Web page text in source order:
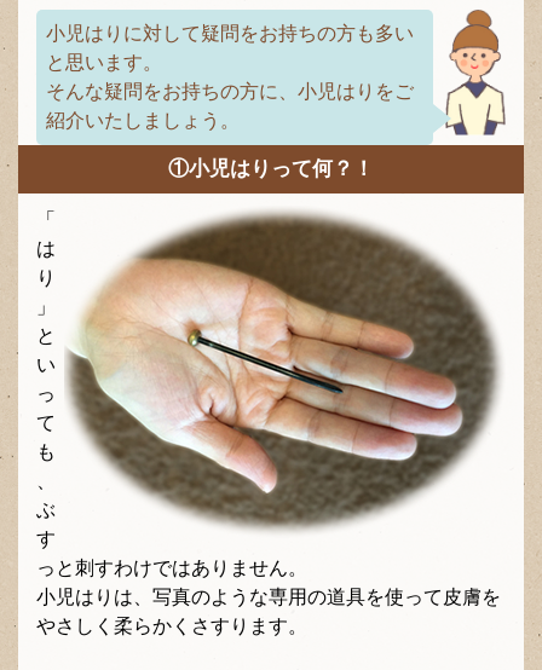
小児はりに対して疑問をお持ちの方も多い
と思います。
そんな疑問をお持ちの方に、小児はりをご
紹介いたしましょう。
①小児はりって何？！
「
は
り
」
と
い
っ
て
も
ぶ
す
っと刺すわけではありません。
小児はりは、写真のような専用の道具を使って皮膚を
やさしく柔らかくさすります。